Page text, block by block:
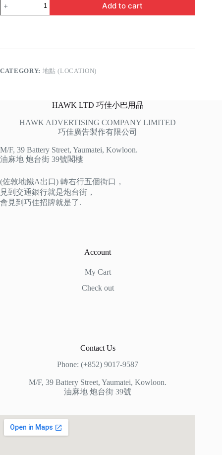
水
Add to cart
CATEGORY: 地點 (LOCATION)
HAWK LTD 巧佳小巴用品
HAWK ADVERTISING COMPANY LIMITED
巧佳廣告製作有限公司
M/F, 39 Battery Street, Yaumatei, Kowloon.
油麻地 炮台街 39號閣樓
(佐敦地鐵A出口) 轉右行五個街口，
見到交通銀行就是炮台街，
會見到巧佳招牌就是了.
Account
My Cart
Check out
Contact Us
Phone: (+852) 9017-9587
M/F, 39 Battery Street, Yaumatei, Kowloon.
油麻地 炮台街 39號